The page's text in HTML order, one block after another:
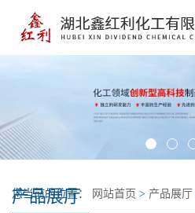
产品展厅
您当前的位置： 网站首页 > 产品展厅